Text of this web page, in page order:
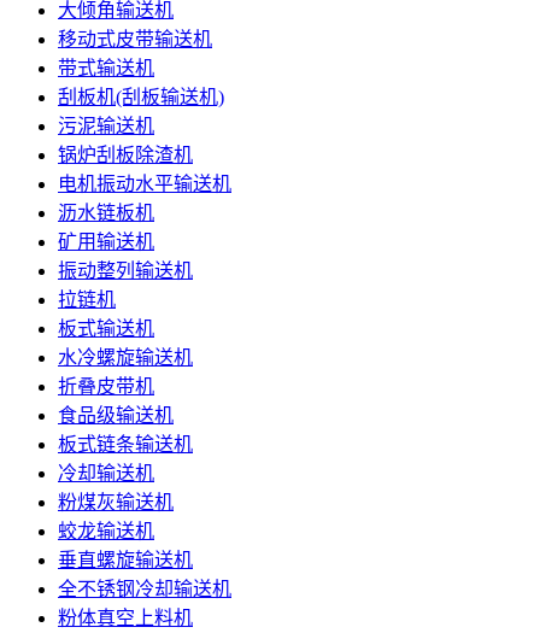
大倾角输送机
移动式皮带输送机
带式输送机
刮板机(刮板输送机)
污泥输送机
锅炉刮板除渣机
电机振动水平输送机
沥水链板机
矿用输送机
振动整列输送机
拉链机
板式输送机
水冷螺旋输送机
折叠皮带机
食品级输送机
板式链条输送机
冷却输送机
粉煤灰输送机
蛟龙输送机
垂直螺旋输送机
全不锈钢冷却输送机
粉体真空上料机